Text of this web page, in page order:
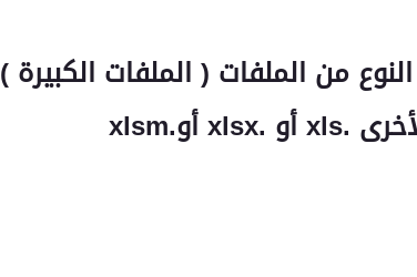
من الملفات ( الملفات الكبيرة )
xls.أو xlsx.أوxlsm.